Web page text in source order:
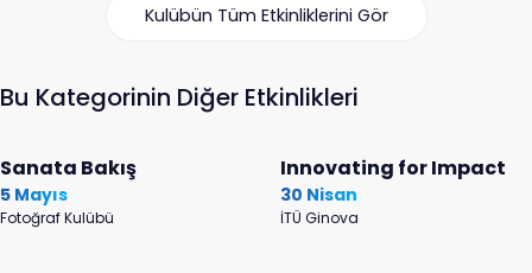
Kulübün Tüm Etkinliklerini Gör
Bu Kategorinin Diğer Etkinlikleri
Sanata Bakış
5 Mayıs
Fotoğraf Kulübü
Innovating for Impact
30 Nisan
İTÜ Ginova